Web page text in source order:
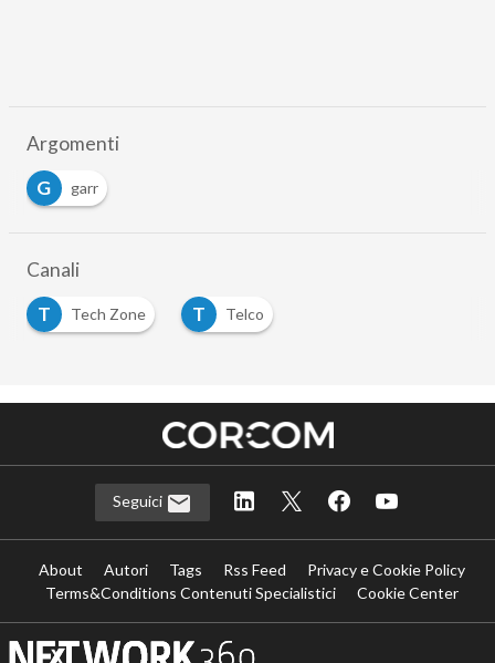
Argomenti
G
garr
Canali
T
Tech Zone T Telco
Seguici
About Autori Tags Rss Feed
Privacy e Cookie Policy
Terms&Conditions Contenuti Specialistici
Cookie Center